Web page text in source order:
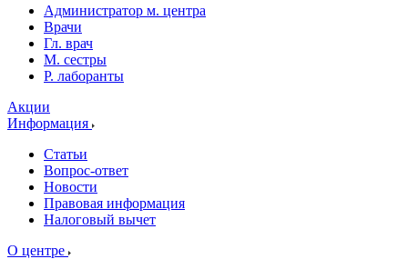
Администратор м. центра
Врачи
Гл. врач
М. сестры
Р. лаборанты
Акции
Информация
Статьи
Вопрос-ответ
Новости
Правовая информация
Налоговый вычет
О центре